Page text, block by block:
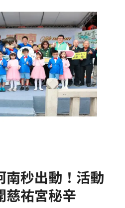
南秒出動！活動
慈祐宮秘辛